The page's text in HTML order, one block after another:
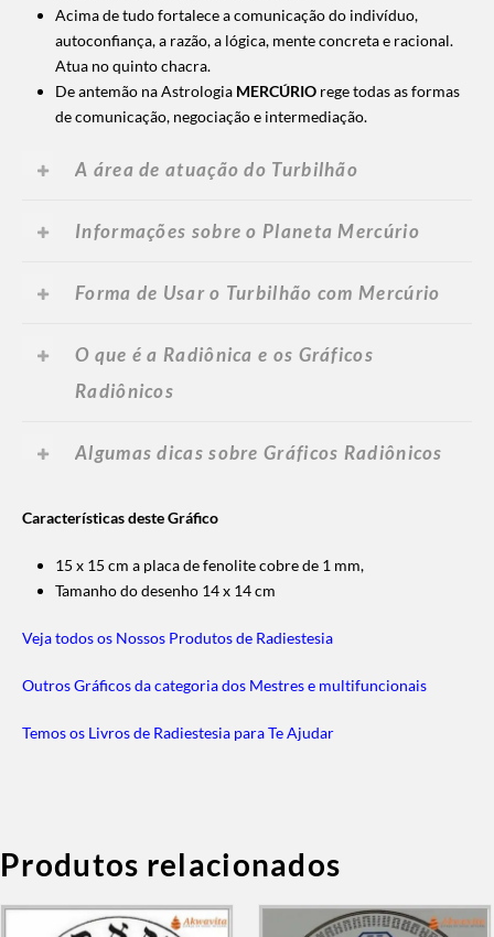
Acima de tudo fortalece a comunicação do indivíduo,
autoconfiança, a razão, a lógica, mente concreta e racional.
Atua no quinto chacra.
De antemão na Astrologia MERCÚRIO rege todas as formas
de comunicação, negociação e intermediação.
A área de atuação do Turbilhão
Informações sobre o Planeta Mercúrio
Forma de Usar o Turbilhão com Mercúrio
O que é a Radiônica e os Gráficos
Radiônicos
Algumas dicas sobre Gráficos Radiônicos
Características deste Gráfico
15 x 15 cm a placa de fenolite cobre de 1 mm,
Tamanho do desenho 14 x 14 cm
Veja todos os Nossos Produtos de Radiestesia
Outros Gráficos da categoria dos Mestres e multifuncionais
Temos os Livros de Radiestesia para Te Ajudar
Produtos relacionados